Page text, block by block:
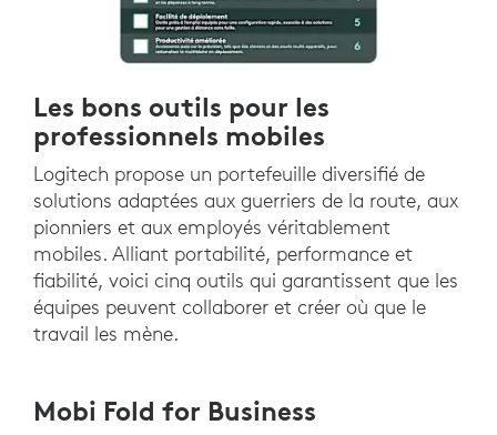
Les bons outils pour les
professionnels mobiles
Logitech propose un portefeuille diversifié de
solutions adaptées aux guerriers de la route, aux
pionniers et aux employés véritablement
mobiles. Alliant portabilité, performance et
fiabilité, voici cinq outils qui garantissent que les
équipes peuvent collaborer et créer où que le
travail les mène.
Mobi Fold for Business